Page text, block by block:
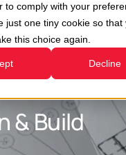
to comply with your
just one tiny cookie so that
this choice again.
Decline
& Build